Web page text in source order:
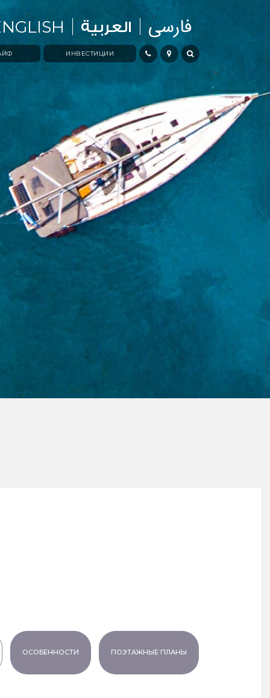
ИНВЕСТИЦИИ
ПОЧЕМУ ИМЕННО MUSCAT
КУПИТЬ ИЛИ АРЕНДОВАТЬ
BROKERS PRIVILEGE CLUB
العربية فارسی
ОСОБЕННОСТИ ПОЭТАЖНЫЕ ПЛАНЫ